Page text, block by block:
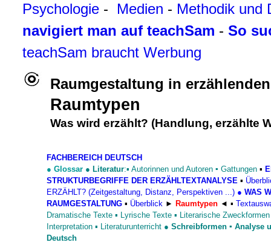
Psychologie - Medien - Methodik und
navigiert man auf teachSam - So
teachSam braucht Werbung
Raumgestaltung in
Raumtypen
Was wird erzählt? (Handlung, erzählte
FACHBEREICH DEUTSCH
● Glossar ● Literatur:▪ Autorinnen und Autoren ▪ Gattungen ▪
STRUKTURBEGRIFFE DER ERZÄHLTEXTANALYSE ▪
ERZÄHLT? (Zeitgestaltung, Distanz, Perspektiven ...) ● WAS
RAUMGESTALTUNG ▪ Überblick ► Raumtypen ◄ ▪
Dramatische Texte ▪ Lyrische Texte ▪ Literarische Zweckformen
Interpretation ▪ Literaturunterricht ● Schreibformen ▪ Analyse
Deutsch